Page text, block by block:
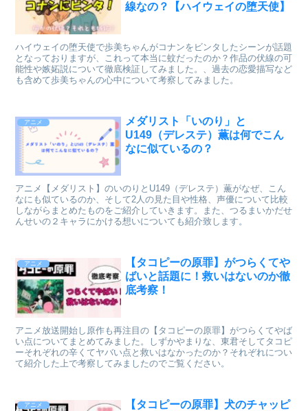
線なの？【ハイウェイの堕天使】
ハイウェイの堕天使で歩美ちゃんがコナンをビンタしたシーンが話題
となっておりますが、これって本当に蚊だったのか？作品の伏線の可
能性や嫉妬説について徹底検証してみました。、過去の恋愛描写など
も含めて歩美ちゃんの心中について考察してみました。
アニメ
メダリスト「いのり」と
U149（デレステ）薫は何でこん
なに似ているの？
アニメ【メダリスト】のいのりとU149（デレステ）薫がなぜ、こん
なにも似ているのか、そして2人の見た目や性格、声優について比較
しながらまとめたものをご紹介していきます。また、つるまいかだせ
んせいの２キャラにかける想いについても紹介致します。
アニメ
【タコピーの原罪】がつらくてや
ばいと話題に！救いはないのか徹
底考察！
アニメ放送開始し原作も再注目の【タコピーの原罪】がつらくてやば
い点についてまとめてみました。しずかやまりな、東君そしてタコピ
ーそれぞれの辛くてヤバい点と救いはなかったのか？それぞれについ
て紹介した上で考察してみましたのでご覧ください。
アニメ
【タコピーの原罪】犬のチャッピ